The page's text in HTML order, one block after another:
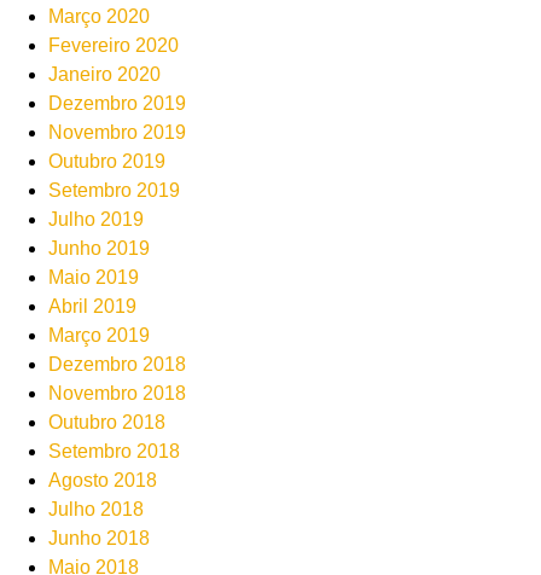
Março 2020
Fevereiro 2020
Janeiro 2020
Dezembro 2019
Novembro 2019
Outubro 2019
Setembro 2019
Julho 2019
Junho 2019
Maio 2019
Abril 2019
Março 2019
Dezembro 2018
Novembro 2018
Outubro 2018
Setembro 2018
Agosto 2018
Julho 2018
Junho 2018
Maio 2018